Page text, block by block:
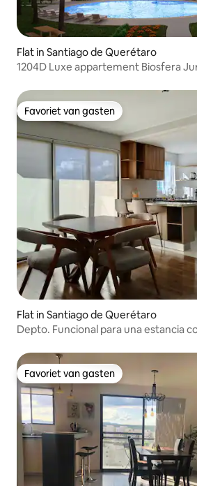
Flat in Santiago de Querétaro
1204D Luxe appartement Biosfera
Favoriet van gasten
Favoriet van gasten
Flat in Santiago de Querétaro
Depto. Funcional para una estancia
Favoriet van gasten
Favoriet van gasten